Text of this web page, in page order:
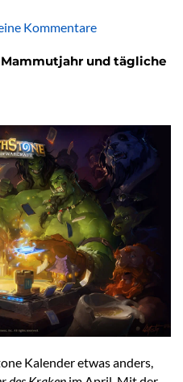
Kommentare
Mammutjahr und tägliche
Kalender etwas anders,